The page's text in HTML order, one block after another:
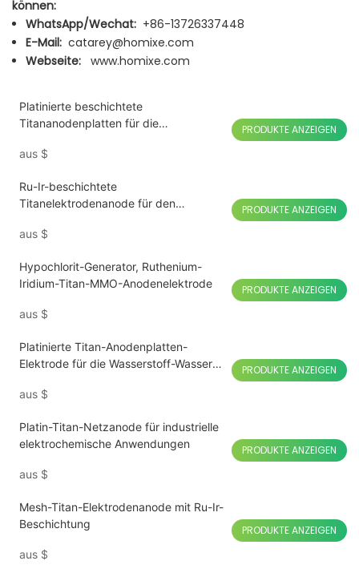
können:
WhatsApp/Wechat: +86-13726337448
E-Mail: catarey@homixe.com
Webseite: www.homixe.com
Platinierte beschichtete
Titananodenplatten für die
aus $
PRODUKTE ANZEIGEN
Ru-Ir-beschichtete
Titanelektrodenanode für den
und Gemüse
aus $
PRODUKTE ANZEIGEN
Hypochlorit-Generator, Ruthenium-
Iridium-Titan-MMO-Anodenelektrode
aus $
PRODUKTE ANZEIGEN
Platinierte Titan-Anodenplatten-
Elektrode für die Wasserstoff-Wasser-
aus $
PRODUKTE ANZEIGEN
Platin-Titan-Netzanode für industrielle
elektrochemische Anwendungen
aus $
PRODUKTE ANZEIGEN
Mesh-Titan-Elektrodenanode mit Ru-Ir-
Beschichtung
aus $
PRODUKTE ANZEIGEN